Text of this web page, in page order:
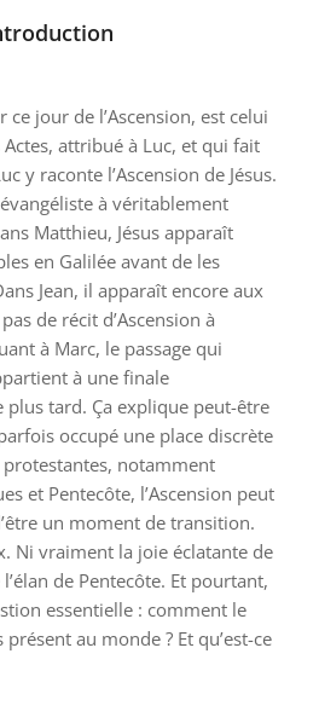
jour de l’Ascension, est celui
attribué à Luc, et qui fait
y raconte l’Ascension de Jésus.
évangéliste à véritablement
Matthieu, Jésus apparaît
en Galilée avant de les
Jean, il apparaît encore aux
de récit d’Ascension à
à Marc, le passage qui
à une finale
tard. Ça explique peut-être
occupé une place discrète
protestantes, notamment
et Pentecôte, l’Ascension peut
un moment de transition.
Ni vraiment la joie éclatante de
de Pentecôte. Et pourtant,
essentielle : comment le
au monde ? Et qu’est-ce